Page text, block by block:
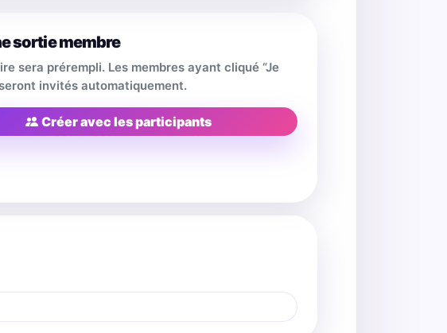
sortie membre
sera prérempli. Les membres ayant cliqué “Je
invités automatiquement.
Créer avec les participants